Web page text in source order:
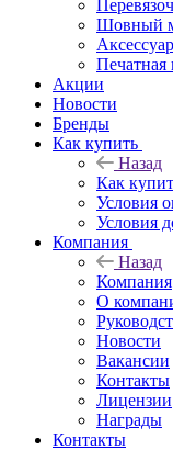
Шовный
Печатная
Акции
Новости
Бренды
Как купить
Назад
Как
Условия
Условия
Компания
Назад
Компания
О
Новости
Вакансии
Контакты
Лицензии
Награды
Контакты